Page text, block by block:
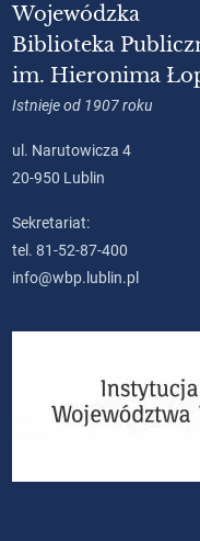
Wojewódzka
Biblioteka
im. Hieronima
Istnieje od 1907 roku
ul. Narutowicza 4
20-950 Lublin
Sekretariat:
tel. 81-52-87-400
info@wbp.lublin.pl